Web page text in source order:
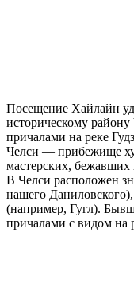
Посещение Хайлайн
историческому
причалами на реке
Челси — прибежище
мастерских, бежавших
В Челси расположен
нашего
(например, Гугл).
причалами с видом на